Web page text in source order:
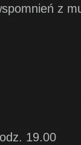
z
19.00